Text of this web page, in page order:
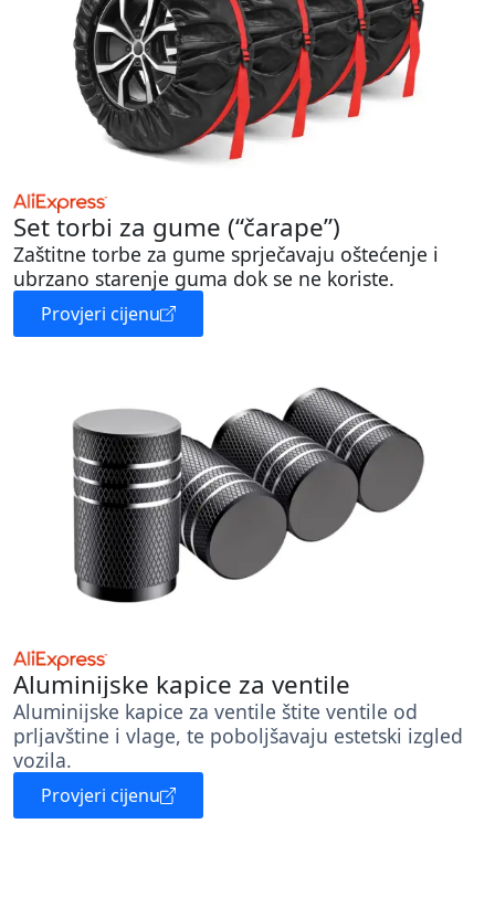
Set torbi za gume (“čarape”)
Zaštitne torbe za gume sprječavaju oštećenje i
ubrzano starenje guma dok se ne koriste.
Provjeri cijenu
Aluminijske kapice za ventile
Aluminijske kapice za ventile štite ventile od
prljavštine i vlage, te poboljšavaju estetski izgled
vozila.
Provjeri cijenu